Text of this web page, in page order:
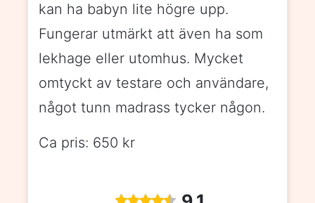
kan ha babyn lite högre upp.
Fungerar utmärkt att även ha som
lekhage eller utomhus. Mycket
omtyckt av testare och användare,
något tunn madrass tycker någon.
Ca pris: 650 kr